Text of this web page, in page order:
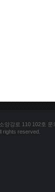
양강로 110 102호
rights reserved.